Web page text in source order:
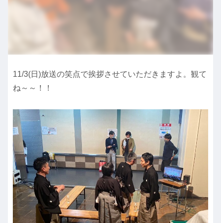
11/3(日)放送の笑点で挨拶させていただきますよ。観て
ね～～！！